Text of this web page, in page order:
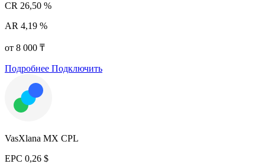
CR 26,50 %
AR 4,19 %
от 8 000 ₸
Подробнее Подключить
VasXlana MX CPL
EPC 0,26 $